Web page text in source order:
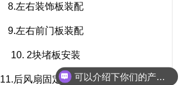
8.左右装饰板装配
9.左右前门板装配
10. 2块堵板安装
11.后风扇固定板装配你们是怎么收费的呢